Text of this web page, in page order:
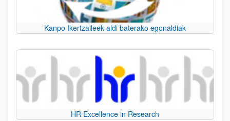
Kanpo Ikertzaileek aldi baterako egonaldiak
HR Excellence in Research